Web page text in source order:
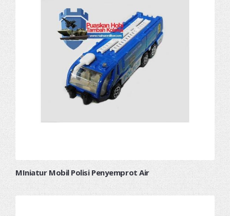
MIniatur Mobil Polisi Penyemprot Air